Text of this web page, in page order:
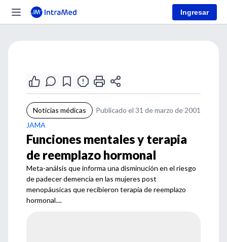
Ingresar
Noticias médicas
Publicado el 31 de marzo de 2001
JAMA
Funciones mentales y terapia
de reemplazo hormonal
Meta-análsis que informa una disminución en el riesgo
de padecer demencia en las mujeres post
menopáusicas que recibieron terapia de reemplazo
hormonal....